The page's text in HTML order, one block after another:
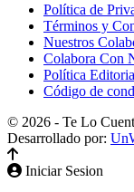
Política de
Términos y
Nuestros
Colabora Con
Política
Código de
© 2026 - Te Lo
Desarrollado por:
Iniciar Sesion